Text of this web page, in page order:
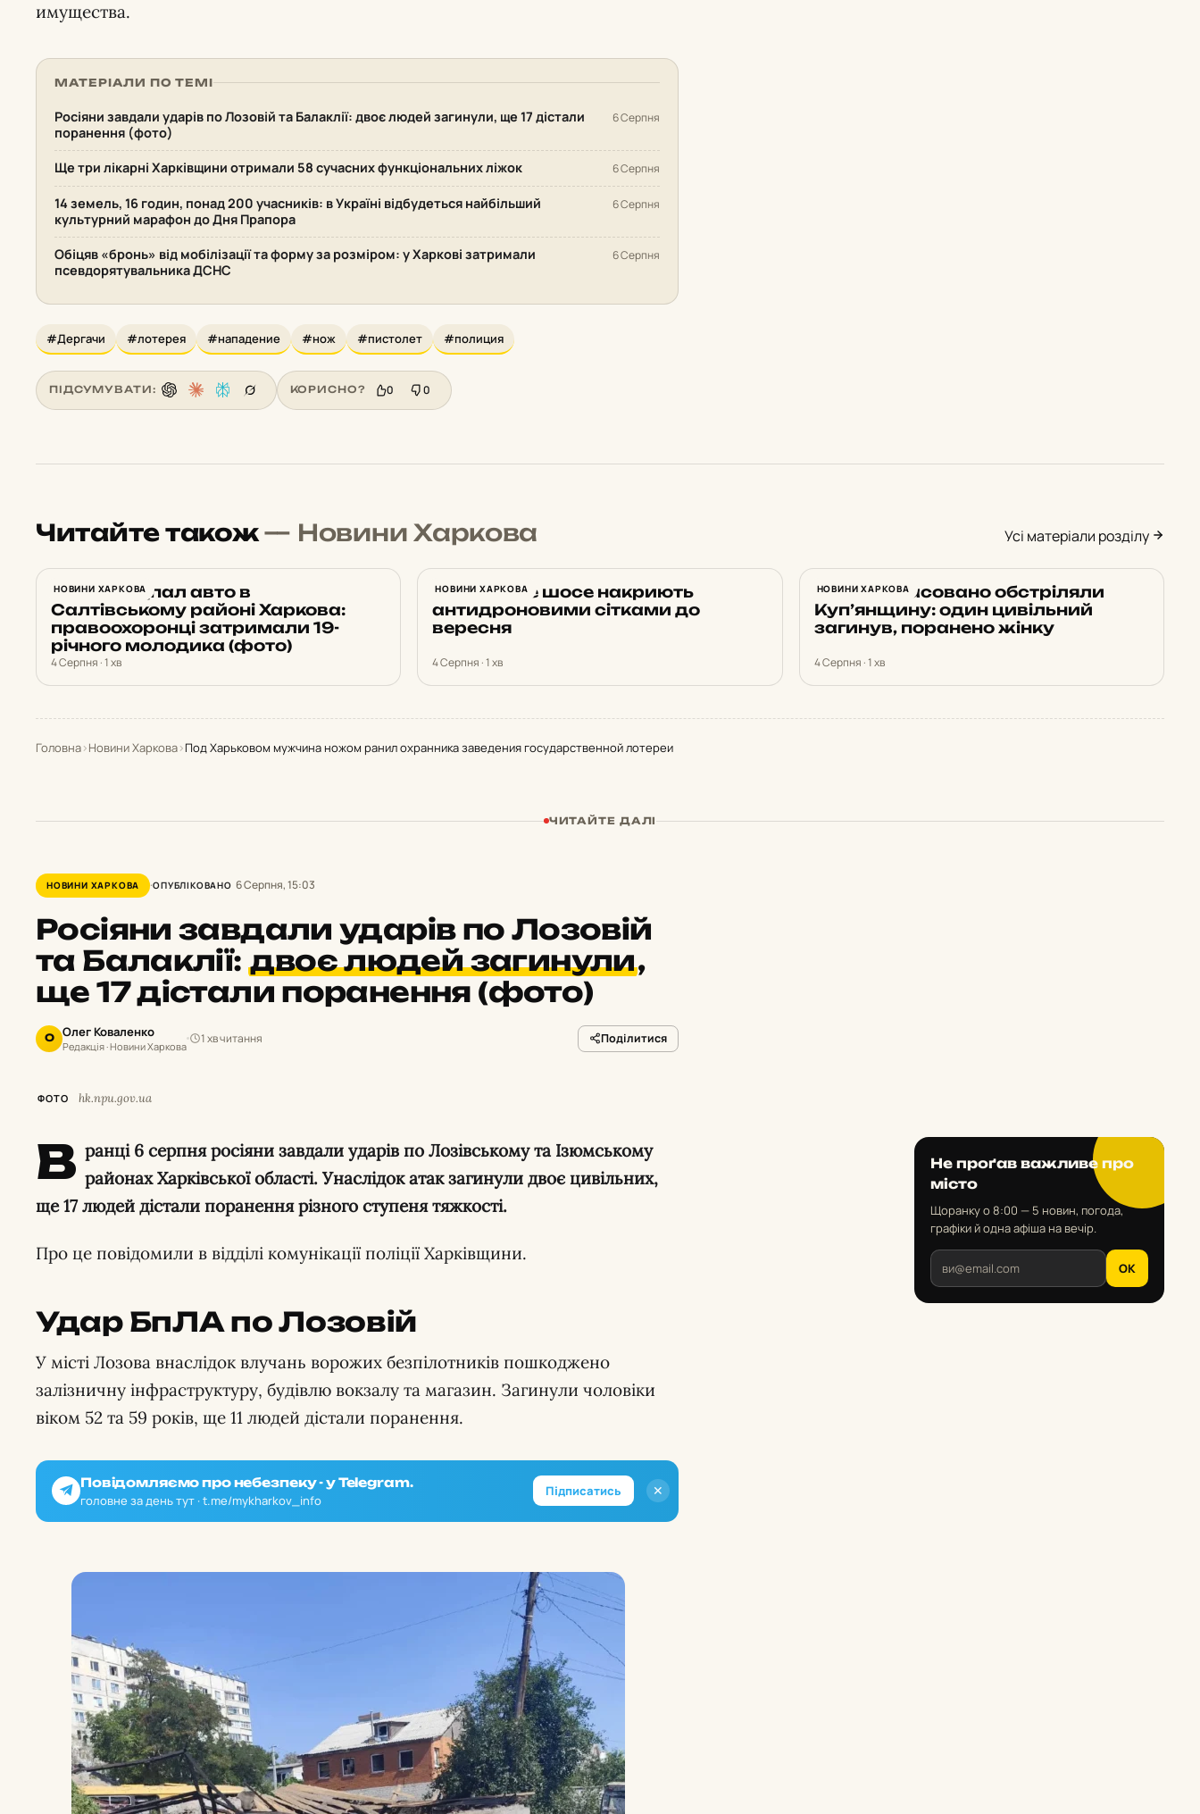
имущества.
МАТЕРІАЛИ ПО ТЕМІ
Росіяни завдали ударів по Лозовій та Балаклії: двоє людей загинули, ще 17 дістали
поранення (фото)
6 Серпня
Ще три лікарні Харківщини отримали 58 сучасних функціональних ліжок 6 Серпня
14 земель, 16 годин, понад 200 учасників: в Україні відбудеться найбільший
культурний марафон до Дня Прапора
6 Серпня
Обіцяв «бронь» від мобілізації та форму за розміром: у Харкові затримали
псевдорятувальника ДСНС
6 Серпня
#Дергачи #лотерея #нападение #нож #пистолет #полиция
ПІДСУМУВАТИ: КОРИСНО? 0 0
Читайте також— Новини Харкова Усі матеріали розділу
НОВИНИ ХАРКОВА
Нічний підпал авто в
Салтівському районі Харкова:
правоохоронці затримали 19-
річного молодика (фото)
4 Серпня · 1 хв
НОВИНИ ХАРКОВА
Харківське шосе накриють
антидроновими сітками до
вересня
4 Серпня · 1 хв
НОВИНИ ХАРКОВА
Росіяни масовано обстріляли
Куп’янщину: один цивільний
загинув, поранено жінку
4 Серпня · 1 хв
Головна›Новини Харкова›Под Харьковом мужчина ножом ранил охранника заведения государственной лотереи
ЧИТАЙТЕ ДАЛІ
НОВИНИ ХАРКОВА ОПУБЛІКОВАНО 6 Серпня, 15:03
Росіяни завдали ударів по Лозовій
та Балаклії: двоє людей загинули,
ще 17 дістали поранення (фото)
О Олег Коваленко
Редакція · Новини Харкова
1 хв читання Поділитися
ФОТО hk.npu.gov.ua
В ранці 6 серпня росіяни завдали ударів по Лозівському та Ізюмському
районах Харківської області. Унаслідок атак загинули двоє цивільних,
ще 17 людей дістали поранення різного ступеня тяжкості.
Про це повідомили в відділі комунікації поліції Харківщини.
Удар БпЛА по Лозовій
У місті Лозова внаслідок влучань ворожих безпілотників пошкоджено
залізничну інфраструктуру, будівлю вокзалу та магазин. Загинули чоловіки
віком 52 та 59 років, ще 11 людей дістали поранення.
✕
Повідомляємо про небезпеку - у Telegram.
головне за день тут · t.me/mykharkov_info
Підписатись
Не проґав важливе про
місто
Щоранку о 8:00 — 5 новин, погода,
графіки й одна афіша на вечір.
OK